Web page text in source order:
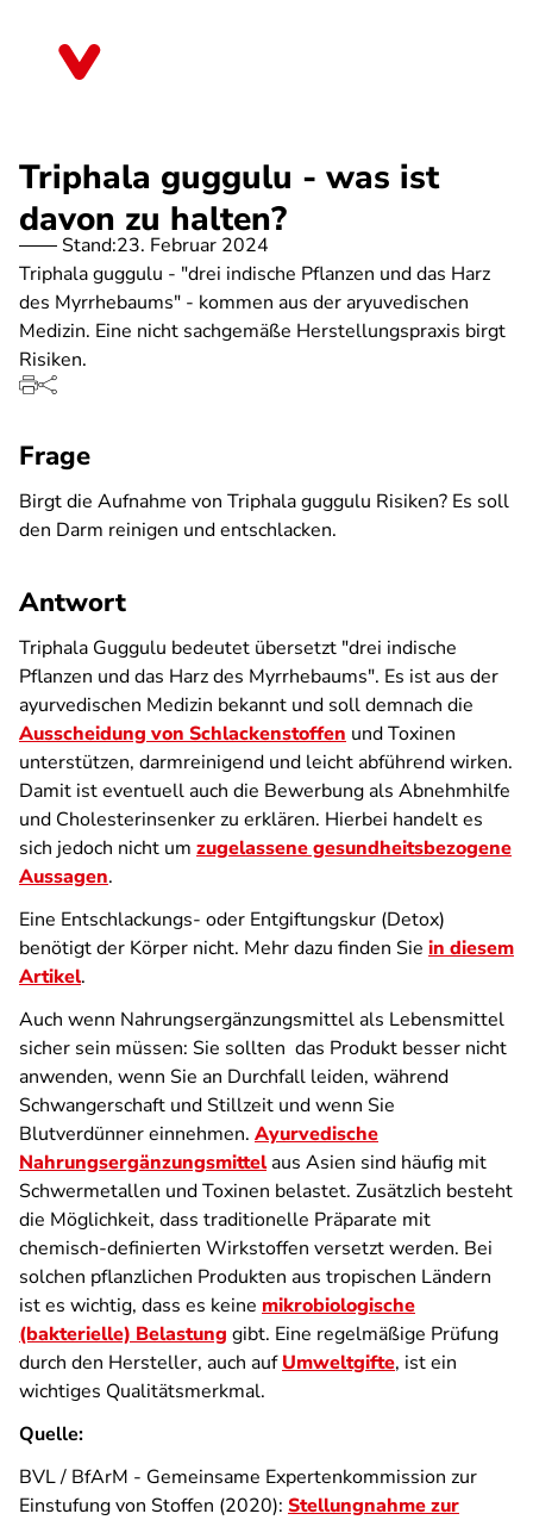
Triphala guggulu - was ist
davon zu halten?
Stand:23. Februar 2024
Triphala guggulu - "drei indische Pflanzen und das Harz
des Myrrhebaums" - kommen aus der aryuvedischen
Medizin. Eine nicht sachgemäße Herstellungspraxis birgt
Risiken.
Frage
Birgt die Aufnahme von Triphala guggulu Risiken? Es soll
den Darm reinigen und entschlacken.
Antwort
Triphala Guggulu bedeutet übersetzt "drei indische
Pflanzen und das Harz des Myrrhebaums". Es ist aus der
ayurvedischen Medizin bekannt und soll demnach die
Ausscheidung von Schlackenstoffen und Toxinen
unterstützen, darmreinigend und leicht abführend wirken.
Damit ist eventuell auch die Bewerbung als Abnehmhilfe
und Cholesterinsenker zu erklären. Hierbei handelt es
sich jedoch nicht um zugelassene gesundheitsbezogene
Aussagen.
Eine Entschlackungs- oder Entgiftungskur (Detox)
benötigt der Körper nicht. Mehr dazu finden Sie in diesem
Artikel.
Auch wenn Nahrungsergänzungsmittel als Lebensmittel
sicher sein müssen: Sie sollten das Produkt besser nicht
anwenden, wenn Sie an Durchfall leiden, während
Schwangerschaft und Stillzeit und wenn Sie
Blutverdünner einnehmen. Ayurvedische
Nahrungsergänzungsmittelaus Asien sind häufig mit
Schwermetallen und Toxinen belastet. Zusätzlich besteht
die Möglichkeit, dass traditionelle Präparate mit
chemisch-definierten Wirkstoffen versetzt werden. Bei
solchen pflanzlichen Produkten aus tropischen Ländern
ist es wichtig, dass es keine mikrobiologische
(bakterielle) Belastung gibt. Eine regelmäßige Prüfung
durch den Hersteller, auch aufUmweltgifte, ist ein
wichtiges Qualitätsmerkmal.
Quelle:
BVL / BfArM - Gemeinsame Expertenkommission zur
Einstufung von Stoffen (2020): Stellungnahme zur